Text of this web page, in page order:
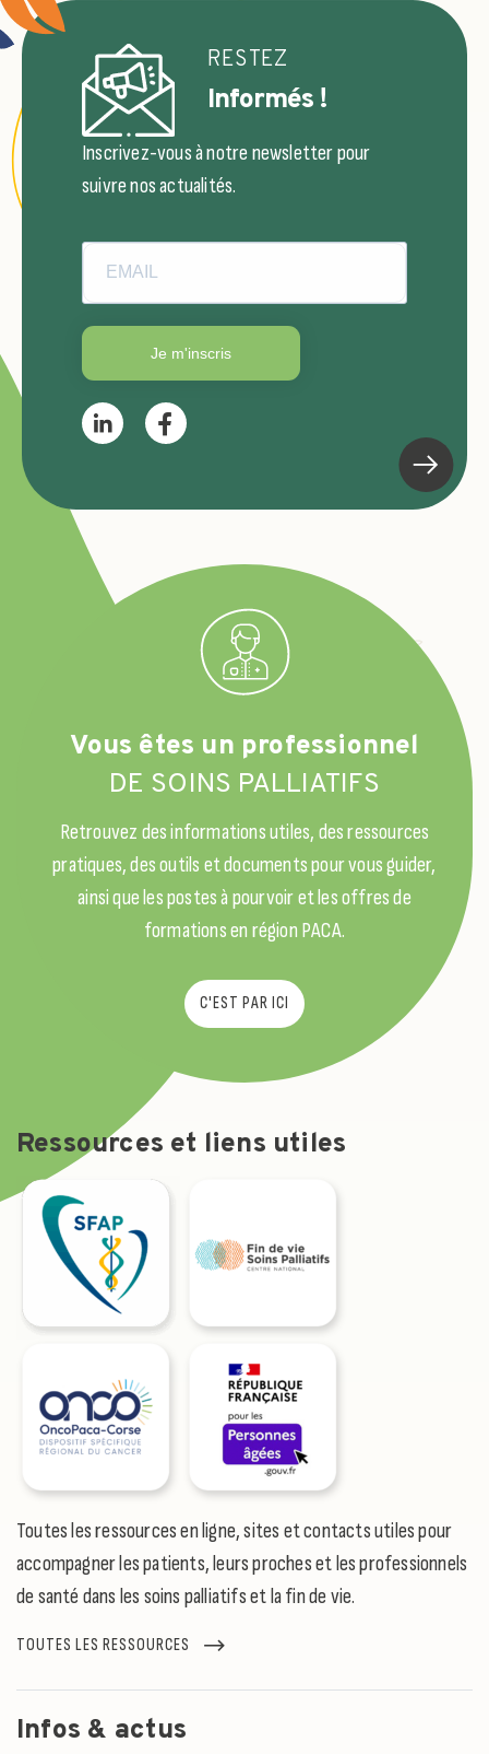
RESTEZ
Informés !
Inscrivez-vous à notre newsletter pour
suivre nos actualités.
Je m'inscris
Vous êtes un professionnel
DE SOINS PALLIATIFS
Retrouvez des informations utiles, des ressources
pratiques, des outils et documents pour vous guider,
ainsi que les postes à pourvoir et les offres de
formations en région PACA.
C'EST PAR ICI
Ressources et liens utiles
Toutes les ressources en ligne, sites et contacts utiles pour
accompagner les patients, leurs proches et les professionnels
de santé dans les soins palliatifs et la fin de vie.
TOUTES LES RESSOURCES
Infos & actus